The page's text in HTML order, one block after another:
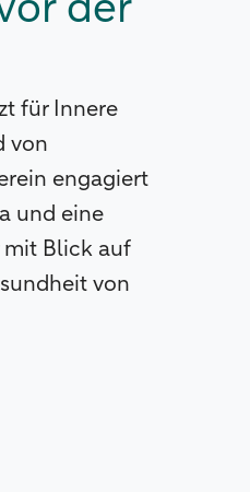
der
für Innere
von
engagiert
und eine
Blick auf
von